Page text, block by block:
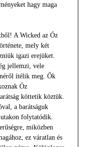
hagy maga
A Wicked az Óz
mely két
igazi erejüket.
jellemzi, vele
ítélik meg. Ők
Óz
köttetik köztük.
a barátságuk
utakon folytatódik.
miközben
ez váratlan és